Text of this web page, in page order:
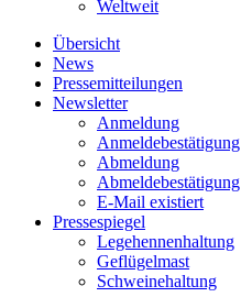
Weltweit
Übersicht
News
Pressemitteilungen
Newsletter
Anmeldung
Anmeldebestätigung
Abmeldung
Abmeldebestätigung
E-Mail existiert
Pressespiegel
Legehennenhaltung
Geflügelmast
Schweinehaltung